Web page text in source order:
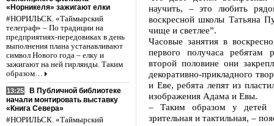
«Норникеля» зажигают елки
#НОРИЛЬСК. «Таймырский
телеграф» – По традиции на
предприятиях-передовиках в день
выполнения плана устанавливают
символ Нового года – елку и
зажигают на ней гирлянды. Таким
образом…
13:25
В Публичной библиотеке
начали монтировать выставку
«Книга Севера»
#НОРИЛЬСК. «Таймырский
научить, – это любить
воскресной школы Татьяна
чище и светлее”.
Часовые занятия в
первого получаса ребятам
второй половине они
декоративно-прикладного
и Еве, ребята лепят из
изображения Адама и Евы.
– Таким образом у детей
зрительная и тактильная, –